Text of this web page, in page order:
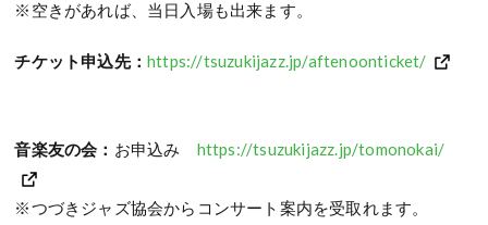
※空きがあれば、当日入場も出来ます。
チケット申込先：https://tsuzukijazz.jp/aftenoonticket/
音楽友の会： お申込み https://tsuzukijazz.jp/tomonokai/
※つづきジャズ協会からコンサート案内を受取れます。